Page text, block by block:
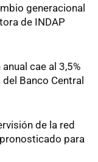
generacional
de INDAP
cae al 3,5%
Banco Central
de la red
para